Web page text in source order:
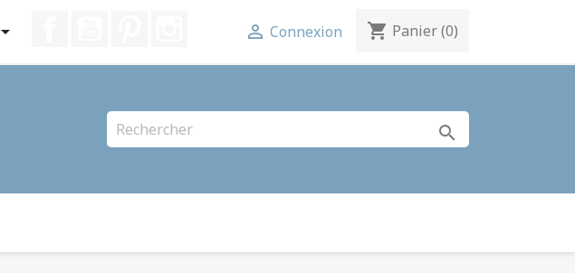
Instagram
 Connexion shopping_cart Panier(0)
search